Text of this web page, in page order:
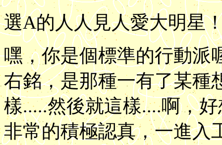
選A的人人見人愛大明星
嘿，你是個標準的行動派
右銘，是那種一有了某種
樣.....然後就這樣....啊，
非常的積極認真，一進入